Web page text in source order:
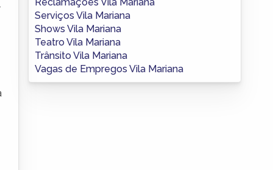
Serviços Vila Mariana
Shows Vila Mariana
Teatro Vila Mariana
Trânsito Vila Mariana
Vagas de Empregos Vila Mariana